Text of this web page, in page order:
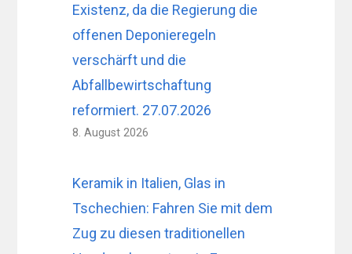
Existenz, da die Regierung die
offenen Deponieregeln
verschärft und die
Abfallbewirtschaftung
reformiert. 27.07.2026
8. August 2026
Keramik in Italien, Glas in
Tschechien: Fahren Sie mit dem
Zug zu diesen traditionellen